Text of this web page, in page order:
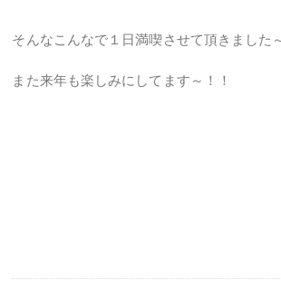
そんなこんなで１日満喫させて頂きました
また来年も楽しみにしてます～！！